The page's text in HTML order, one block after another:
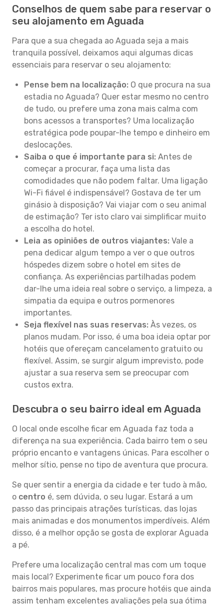
Conselhos de quem sabe para reservar o
seu alojamento em Aguada
Para que a sua chegada ao Aguada seja a mais
tranquila possível, deixamos aqui algumas dicas
essenciais para reservar o seu alojamento:
Pense bem na localização: O que procura na sua
estadia no Aguada? Quer estar mesmo no centro
de tudo, ou prefere uma zona mais calma com
bons acessos a transportes? Uma localização
estratégica pode poupar-lhe tempo e dinheiro em
deslocações.
Saiba o que é importante para si: Antes de
começar a procurar, faça uma lista das
comodidades que não podem faltar. Uma ligação
Wi-Fi fiável é indispensável? Gostava de ter um
ginásio à disposição? Vai viajar com o seu animal
de estimação? Ter isto claro vai simplificar muito
a escolha do hotel.
Leia as opiniões de outros viajantes: Vale a
pena dedicar algum tempo a ver o que outros
hóspedes dizem sobre o hotel em sites de
confiança. As experiências partilhadas podem
dar-lhe uma ideia real sobre o serviço, a limpeza, a
simpatia da equipa e outros pormenores
importantes.
Seja flexível nas suas reservas: Às vezes, os
planos mudam. Por isso, é uma boa ideia optar por
hotéis que ofereçam cancelamento gratuito ou
flexível. Assim, se surgir algum imprevisto, pode
ajustar a sua reserva sem se preocupar com
custos extra.
Descubra o seu bairro ideal em Aguada
O local onde escolhe ficar em Aguada faz toda a
diferença na sua experiência. Cada bairro tem o seu
próprio encanto e vantagens únicas. Para escolher o
melhor sítio, pense no tipo de aventura que procura.
Se quer sentir a energia da cidade e ter tudo à mão,
o centro é, sem dúvida, o seu lugar. Estará a um
passo das principais atrações turísticas, das lojas
mais animadas e dos monumentos imperdíveis. Além
disso, é a melhor opção se gosta de explorar Aguada
a pé.
Prefere uma localização central mas com um toque
mais local? Experimente ficar um pouco fora dos
bairros mais populares, mas procure hotéis que ainda
assim tenham excelentes avaliações pela sua ótima